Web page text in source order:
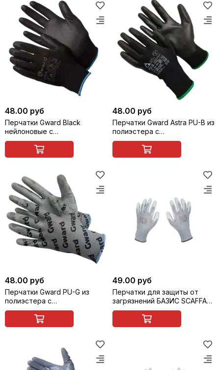
48.00 руб
Перчатки Gward Black
нейлоновые с
полиуретановым покрытием
48.00 руб
Перчатки Gward Astra PU-B из
полиэстера с
полиуретановым покрытием
48.00 руб
Перчатки Gward PU-G из
полиэстера с
полиуретановым покрытием
49.00 руб
Перчатки для защиты от
загрязнений БАЗИС SCAFFA
PU1350P-DG